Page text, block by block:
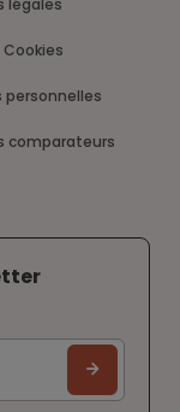
légales
Cookies
personnelles
comparateurs